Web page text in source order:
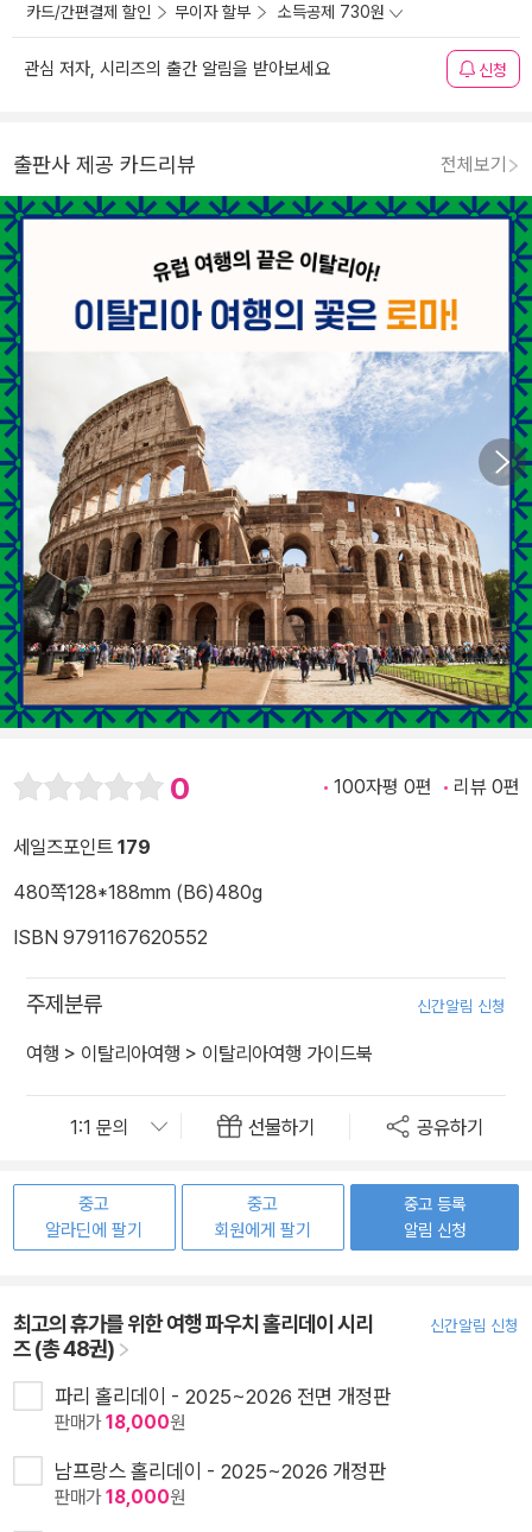
카드/간편결제 할인 무이자 할부 소득공제 730원
관심 저자, 시리즈의 출간 알림을 받아보세요 신청
출판사 제공 카드리뷰 전체보기
0 100자평 0편 리뷰 0편
세일즈포인트 179
480쪽128*188mm (B6)480g
ISBN 9791167620552
주제분류 신간알림 신청
여행 > 이탈리아여행 > 이탈리아여행 가이드북
선물하기 공유하기
중고
알라딘에 팔기
중고
회원에게 팔기
중고 등록
알림 신청
최고의 휴가를 위한 여행 파우치 홀리데이 시리
즈 (총 48권)
신간알림 신청
파리 홀리데이 - 2025~2026 전면 개정판
판매가18,000원
남프랑스 홀리데이 - 2025~2026 개정판
판매가18,000원